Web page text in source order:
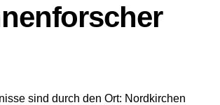
sind durch den Ort: Nordkirchen